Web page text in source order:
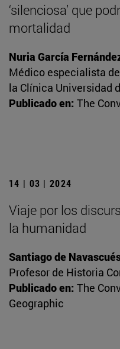
‘silenciosa’ que
mortalidad
Nuria García
Médico especialista
la Clínica Universidad
Publicado en: The
14 | 03 | 2024
Viaje por los
la humanidad
Santiago de
Profesor de Historia
Publicado en: The
Geographic